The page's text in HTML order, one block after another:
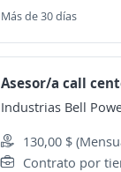
Más de 30 días
Asesor/a call
Industrias Bell
130,00 $
Contrato por